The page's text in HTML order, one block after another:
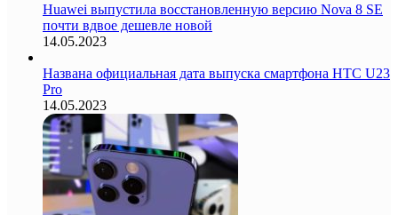
Huawei выпустила восстановленную версию Nova 8 SE
почти вдвое дешевле новой
14.05.2023
Названа официальная дата выпуска смартфона HTC U23
Pro
14.05.2023